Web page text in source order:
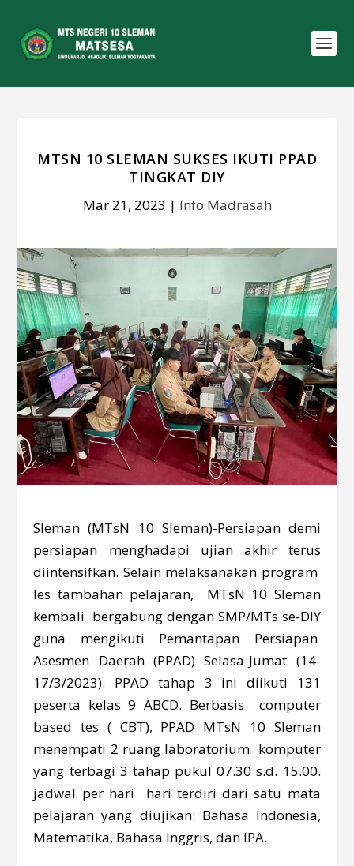
MTSN 10 SLEMAN SUKSES IKUTI PPAD
TINGKAT DIY
Mar 21, 2023 | Info Madrasah
Sleman (MTsN 10 Sleman)-Persiapan demi
persiapan menghadapi ujian akhir terus
diintensifkan. Selain melaksanakan program
les tambahan pelajaran, MTsN 10 Sleman
kembali bergabung dengan SMP/MTs se-DIY
guna mengikuti Pemantapan Persiapan
Asesmen Daerah (PPAD) Selasa-Jumat (14-
17/3/2023). PPAD tahap 3 ini diikuti 131
peserta kelas 9 ABCD. Berbasis computer
based tes ( CBT), PPAD MTsN 10 Sleman
menempati 2 ruang laboratorium komputer
yang terbagi 3 tahap pukul 07.30 s.d. 15.00.
jadwal per hari hari terdiri dari satu mata
pelajaran yang diujikan: Bahasa Indonesia,
Matematika, Bahasa Inggris, dan IPA.